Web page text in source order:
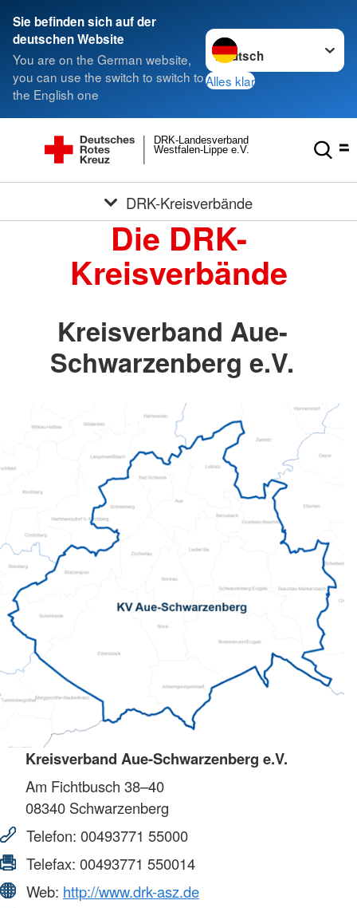
Sie befinden sich auf der
deutschen Website
You are on the German website,
you can use the switch to switch to
the English one
Sprache wechseln zu
Alles klar
Westfalen-Lippe e.V.
DRK-Landesverband
DRK-Kreisverbände
Die DRK-
Kreisverbände
Kreisverband Aue-
Schwarzenberg e.V.
Kreisverband Aue-Schwarzenberg e.V.
Am Fichtbusch 38–40
08340 Schwarzenberg
Telefon: 00493771 55000
Telefax: 00493771 550014
Web: http://www.drk-asz.de